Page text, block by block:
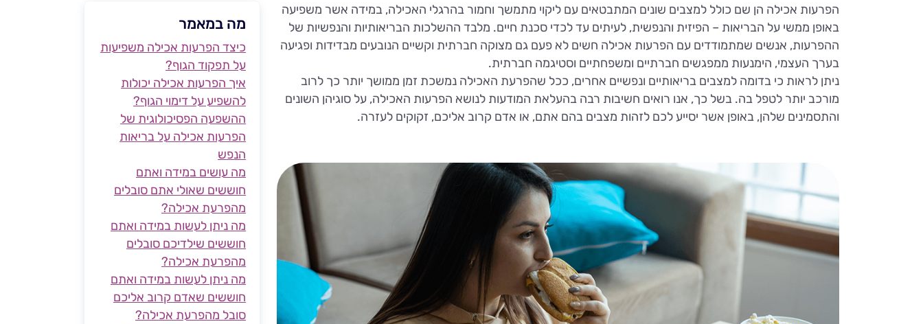
הפרעות אכילה הן שם כולל למצבים שונים המתבטאים עם ליקוי מתמשך וחמור בהרגלי האכילה, במידה אשר משפיעה
באופן ממשי על הבריאות – הפיזית והנפשית, לעיתים עד לכדי סכנת חיים. מלבד ההשלכות הבריאותיות והנפשיות של
ההפרעות, אנשים שמתמודדים עם הפרעות אכילה חשים לא פעם גם מצוקה חברתית וקשיים הנובעים מבדידות ופגיעה
בערך העצמי, הימנעות ממפגשים חברתיים ומשפחתיים וסטיגמה חברתית.
ניתן לראות כי בדומה למצבים בריאותיים ונפשיים אחרים, ככל שהפרעת האכילה נמשכת זמן ממושך יותר כך לרוב
מורכב יותר לטפל בה. בשל כך, אנו רואים חשיבות רבה בהעלאת המודעות לנושא הפרעות האכילה, על סוגיהן השונים
והתסמינים שלהן, באופן אשר יסייע לכם לזהות מצבים בהם אתם, או אדם קרוב אליכם, זקוקים לעזרה.
מה במאמר
כיצד הפרעות אכילה משפיעות
על תפקוד הגוף?
איך הפרעות אכילה יכולות
להשפיע על דימוי הגוף?
ההשפעה הפסיכולוגית של
הפרעות אכילה על בריאות
הנפש
מה עושים במידה ואתם
חוששים שאולי אתם סובלים
מהפרעת אכילה?
מה ניתן לעשות במידה ואתם
חוששים שילדיכם סובלים
מהפרעת אכילה?
מה ניתן לעשות במידה ואתם
חוששים שאדם קרוב אליכם
סובל מהפרעת אכילה?